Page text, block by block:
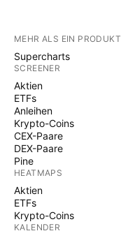
MEHR ALS EIN PRODUKT
Supercharts
SCREENER
Aktien
ETFs
Anleihen
Krypto-Coins
CEX-Paare
DEX-Paare
Pine
HEATMAPS
Aktien
ETFs
Krypto-Coins
KALENDER